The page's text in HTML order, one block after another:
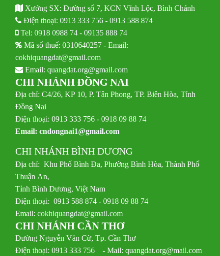
Xưởng SX: Đường số 7, KCN Vĩnh Lộc, Bình Chánh
Điện thoại:0913 333 756 -0913 588 874
Tel:0918 0988 74 -09135 888 74
Mã số thuế: 0310640257 - Email:
cokhiquangdat@gmail.com
Email:quangdat.org@gmail.com
CHI NHÁNH ĐỒNG NAI
Địa chỉ: C4/26, KP 10, P. Tân Phong, TP. Biên Hòa, Tỉnh
Đồng Nai
Điện thoại: 0913 333 756 - 0918 09 88 74
Email:cndongnai1@gmail.com
CHI NHÁNH BÌNH DƯƠNG
Địa chỉ: Khu Phố Bình Đa, Phường Bình Hòa, Thành Phố
Thuận An,
Tỉnh Bình Dương, Việt Nam
Điện thoại: 0913 588 874 - 0918 09 88 74
Email:cokhiquangdat@gmail.com
CHI NHÁNH CẦN THƠ
Đường Nguyễn Văn Cừ, Tp. Cần Thơ
Điện thoại: 0913 333 756 - Mail: quangdat.org@mail.com